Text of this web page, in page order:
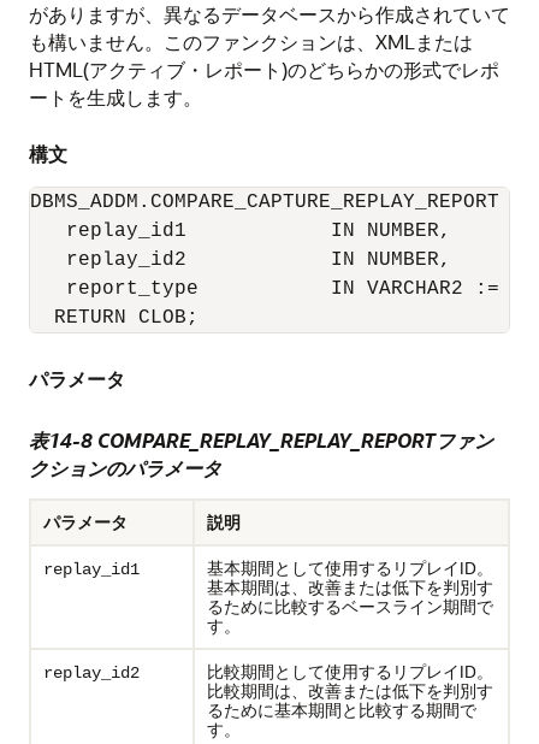
がありますが、異なるデータベースから作成されていて
も構いません。このファンクションは、XMLまたは
HTML(アクティブ・レポート)のどちらかの形式でレポ
ートを生成します。
構文
DBMS_ADDM.COMPARE_CAPTURE_REPLAY_REPORT (
   replay_id1            IN NUMBER,
   replay_id2            IN NUMBER,
report_type           IN VARCHAR2 :=
  RETURN CLOB;
パラメータ
表14-8 COMPARE_REPLAY_REPLAY_REPORTファン
クションのパラメータ
パラメータ 説明
replay_id1
基本期間として使用するリプレイID。
基本期間は、改善または低下を判別す
るために比較するベースライン期間で
す。
replay_id2
比較期間として使用するリプレイID。
比較期間は、改善または低下を判別す
るために基本期間と比較する期間で
す。